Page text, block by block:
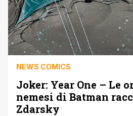
NEWS COMICS
Joker: Year One – Le
nemesi di Batman
Zdarsky